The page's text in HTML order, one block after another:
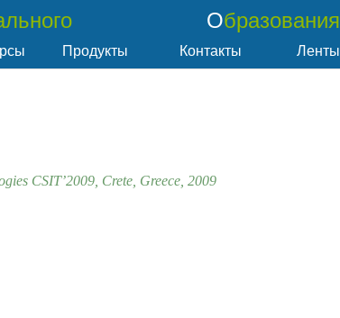
Образования
Продукты Контакты Ленты
CSIT’2009, Crete, Greece, 2009